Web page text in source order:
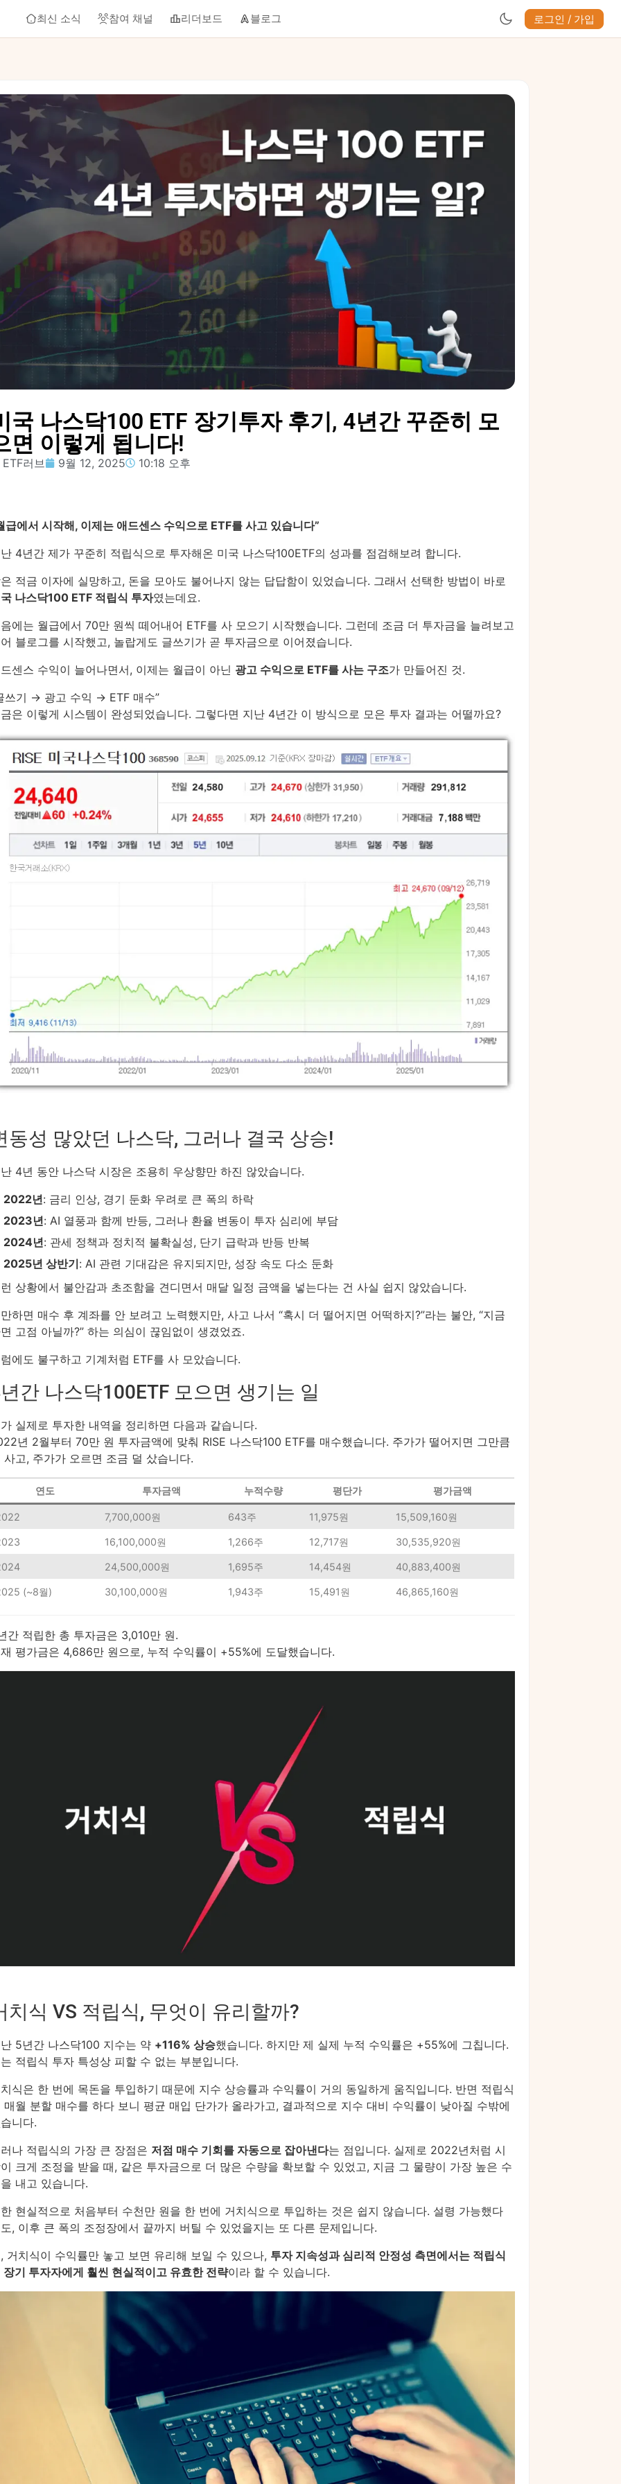
최신 소식 참여 채널 리더보드 블로그 로그인 / 가입
국 나스닥100 ETF 장기투자 후기, 4년간 꾸준히 모
면 이렇게 됩니다!
ETF러브 9월 12, 2025 10:18 오후
급에서 시작해, 이제는 애드센스 수익으로 ETF를 사고 있습니다”
4년간 제가 꾸준히 적립식으로 투자해온 미국 나스닥100ETF의 성과를 점검해보려 합니다.
적금 이자에 실망하고, 돈을 모아도 불어나지 않는 답답함이 있었습니다. 그래서 선택한 방법이 바로
나스닥100 ETF 적립식 투자였는데요.
에는 월급에서 70만 원씩 떼어내어 ETF를 사 모으기 시작했습니다. 그런데 조금 더 투자금을 늘려보고
블로그를 시작했고, 놀랍게도 글쓰기가 곧 투자금으로 이어졌습니다.
센스 수익이 늘어나면서, 이제는 월급이 아닌 광고 수익으로 ETF를 사는 구조가 만들어진 것.
쓰기 → 광고 수익 → ETF 매수”
은 이렇게 시스템이 완성되었습니다. 그렇다면 지난 4년간 이 방식으로 모은 투자 결과는 어떨까요?
동성 많았던 나스닥, 그러나 결국 상승!
4년 동안 나스닥 시장은 조용히 우상향만 하진 않았습니다.
2022년: 금리 인상, 경기 둔화 우려로 큰 폭의 하락
2023년: AI 열풍과 함께 반등, 그러나 환율 변동이 투자 심리에 부담
2024년: 관세 정책과 정치적 불확실성, 단기 급락과 반등 반복
2025년 상반기: AI 관련 기대감은 유지되지만, 성장 속도 다소 둔화
상황에서 불안감과 초조함을 견디면서 매달 일정 금액을 넣는다는 건 사실 쉽지 않았습니다.
하면 매수 후 계좌를 안 보려고 노력했지만, 사고 나서 “혹시 더 떨어지면 어떡하지?”라는 불안, “지금
고점 아닐까?” 하는 의심이 끊임없이 생겼었죠.
에도 불구하고 기계처럼 ETF를 사 모았습니다.
간 나스닥100ETF 모으면 생기는 일
실제로 투자한 내역을 정리하면 다음과 같습니다.
년 2월부터 70만 원 투자금액에 맞춰 RISE 나스닥100 ETF를 매수했습니다. 주가가 떨어지면 그만큼
사고, 주가가 오르면 조금 덜 샀습니다.
연도 투자금액 누적수량 평단가 평가금액
7,700,000원 643주 11,975원 15,509,160원
16,100,000원 1,266주 12,717원 30,535,920원
24,500,000원 1,695주 14,454원 40,883,400원
(~8월) 30,100,000원 1,943주 15,491원 46,865,160원
간 적립한 총 투자금은 3,010만 원.
평가금은 4,686만 원으로, 누적 수익률이 +55%에 도달했습니다.
치식 VS 적립식, 무엇이 유리할까?
5년간 나스닥100 지수는 약 +116% 상승했습니다. 하지만 제 실제 누적 수익률은 +55%에 그칩니다.
적립식 투자 특성상 피할 수 없는 부분입니다.
식은 한 번에 목돈을 투입하기 때문에 지수 상승률과 수익률이 거의 동일하게 움직입니다. 반면 적립식
매월 분할 매수를 하다 보니 평균 매입 단가가 올라가고, 결과적으로 지수 대비 수익률이 낮아질 수밖에
니다.
나 적립식의 가장 큰 장점은 저점 매수 기회를 자동으로 잡아낸다는 점입니다. 실제로 2022년처럼 시
크게 조정을 받을 때, 같은 투자금으로 더 많은 수량을 확보할 수 있었고, 지금 그 물량이 가장 높은 수
내고 있습니다.
현실적으로 처음부터 수천만 원을 한 번에 거치식으로 투입하는 것은 쉽지 않습니다. 설령 가능했다
, 이후 큰 폭의 조정장에서 끝까지 버틸 수 있었을지는 또 다른 문제입니다.
거치식이 수익률만 놓고 보면 유리해 보일 수 있으나, 투자 지속성과 심리적 안정성 측면에서는 적립식
장기 투자자에게 훨씬 현실적이고 유효한 전략이라 할 수 있습니다.